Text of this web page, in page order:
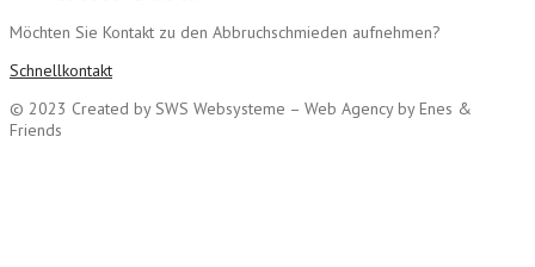
Möchten Sie Kontakt zu den Abbruchschmieden aufnehmen?
Schnellkontakt
© 2023 Created by SWS Websysteme – Web Agency by Enes &
Friends